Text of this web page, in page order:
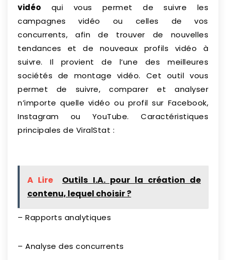
vidéo qui vous permet de suivre les
campagnes vidéo ou celles de vos
concurrents, afin de trouver de nouvelles
tendances et de nouveaux profils vidéo à
suivre. Il provient de l’une des meilleures
sociétés de montage vidéo. Cet outil vous
permet de suivre, comparer et analyser
n’importe quelle vidéo ou profil sur Facebook,
Instagram ou YouTube. Caractéristiques
principales de ViralStat :
A Lire
Outils I.A. pour la création de
contenu, lequel choisir ?
– Rapports analytiques
– Analyse des concurrents